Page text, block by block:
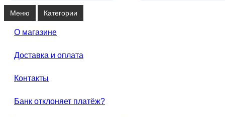
Меню Категории
О магазине
Доставка и оплата
Контакты
Банк отклоняет платёж?